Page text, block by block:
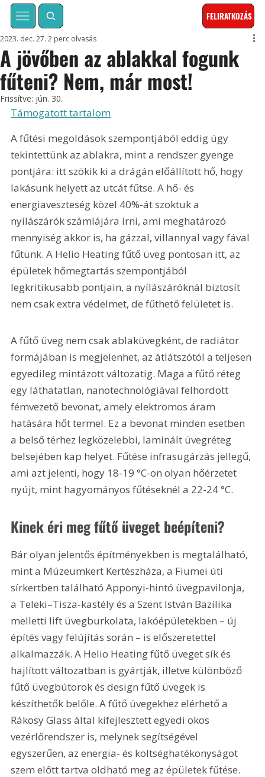
FELIRATKOZÁS
A jövőben az ablakkal fogunk
fűteni? Nem, már most!
2023. dec. 27. 2 perc olvasás
Frissítve: jún. 30.
Támogatott tartalom
A fűtési megoldások szempontjából eddig úgy
tekintettünk az ablakra, mint a rendszer gyenge
pontjára: itt szökik ki a drágán előállított hő, hogy
lakásunk helyett az utcát fűtse. A hő- és
energiaveszteség közel 40%-át szoktuk a
nyílászárók számlájára írni, ami meghatározó
mennyiség akkor is, ha gázzal, villannyal vagy fával
fűtünk. A Helio Heating fűtő üveg pontosan itt, az
épületek hőmegtartás szempontjából
legkritikusabb pontjain, a nyílászáróknál biztosít
nem csak extra védelmet, de fűthető felületet is.
A fűtő üveg nem csak ablaküvegként, de radiátor
formájában is megjelenhet, az átlátszótól a teljesen
egyedileg mintázott változatig. Maga a fűtő réteg
egy láthatatlan, nanotechnológiával felhordott
fémvezető bevonat, amely elektromos áram
hatására hőt termel. Ez a bevonat minden esetben
a belső térhez legközelebbi, laminált üvegréteg
belsejében kap helyet. Fűtése infrasugárzás jellegű,
ami azt jelenti, hogy 18-19 °C-on olyan hőérzetet
nyújt, mint hagyományos fűtéseknél a 22-24 °C.
Kinek éri meg fűtő üveget beépíteni?
Bár olyan jelentős építményekben is megtalálható,
mint a Múzeumkert Kertészháza, a Fiumei úti
sírkertben található Apponyi-hintó üvegpavilonja,
a Teleki–Tisza-kastély és a Szent István Bazilika
melletti lift üvegburkolata, lakóépületekben – új
építés vagy felújítás során – is előszeretettel
alkalmazzák. A Helio Heating fűtő üveget sík és
hajlított változatban is gyártják, illetve különböző
fűtő üvegbútorok és design fűtő üvegek is
készíthetők belőle. A fűtő üvegekhez elérhető a
Rákosy Glass által kifejlesztett egyedi okos
vezérlőrendszer is, melynek segítségével
egyszerűen, az energia- és költséghatékonyságot
szem előtt tartva oldható meg az épületek fűtése.